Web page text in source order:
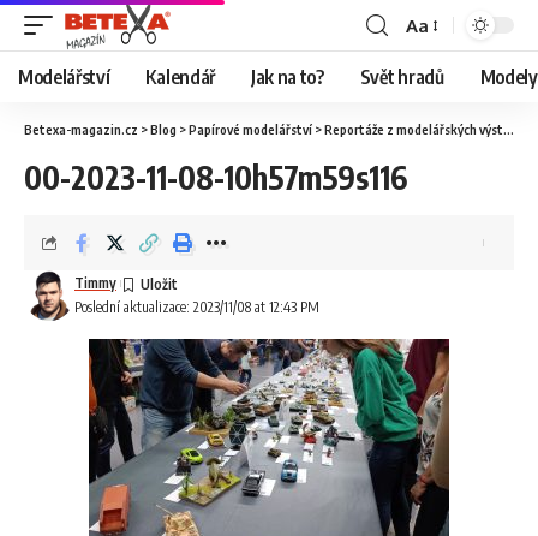
Aa
Modelářství Kalendář Jak na to? Svět hradů
Betexa-magazin.cz >Blog >Papírové modelářství >Reportáže z modelářských výstav
00-2023-11-08-10h57m59s116
Poslední aktualizace: 2023/11/08 at 12:43 PM
Timmy